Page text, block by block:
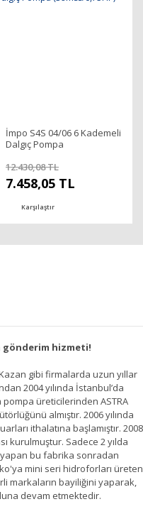
İmpo S4S 04/06 6 Kademeli
Dalgıç Pompa
12.430,08 TL
7.458,05 TL
Karşılaştır
gönderim hizmeti!
gibi firmalarda uzun yıllar
2004 yılında İstanbul’da
pompa üreticilerinden ASTRA
almıştır. 2006 yılında
ithalatına başlamıştır. 2008
kurulmuştur. Sadece 2 yılda
bu fabrika sonradan
mini seri hidroforları üreten
markaların bayiliğini yaparak,
devam etmektedir.